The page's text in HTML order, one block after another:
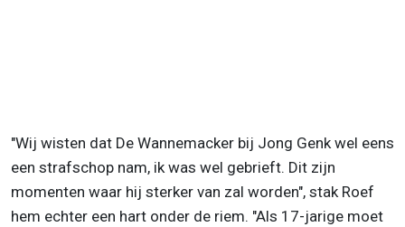
"Wij wisten dat De Wannemacker bij Jong Genk wel eens
een strafschop nam, ik was wel gebrieft. Dit zijn
momenten waar hij sterker van zal worden", stak Roef
hem echter een hart onder de riem. "Als 17-jarige moet